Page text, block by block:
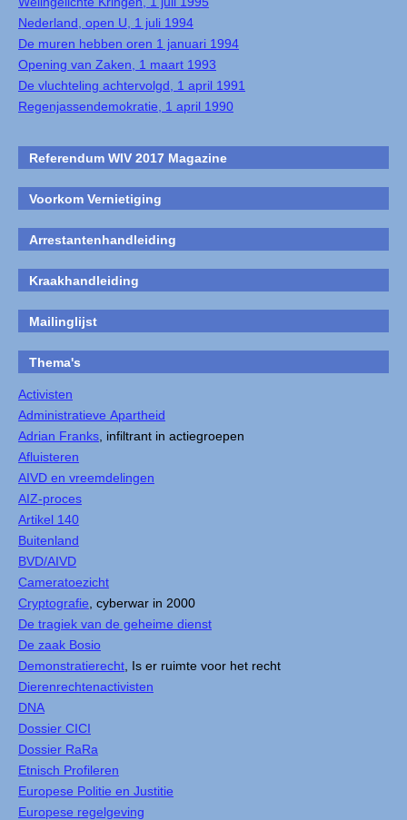
Nederland, open U, 1 juli 1994
De muren hebben oren 1 januari 1994
Opening van Zaken, 1 maart 1993
De vluchteling achtervolgd, 1 april 1991
Regenjassendemokratie, 1 april 1990
Referendum WIV 2017 Magazine
Voorkom Vernietiging
Arrestantenhandleiding
Kraakhandleiding
Mailinglijst
Thema's
Activisten
Administratieve Apartheid
Adrian Franks , infiltrant in actiegroepen
Afluisteren
AIVD en vreemdelingen
AIZ-proces
Artikel 140
Buitenland
BVD/AIVD
Cameratoezicht
Cryptografie , cyberwar in 2000
De tragiek van de geheime dienst
De zaak Bosio
Demonstratierecht , Is er ruimte voor het recht
Dierenrechtenactivisten
DNA
Dossier CICI
Dossier RaRa
Etnisch Profileren
Europese Politie en Justitie
Europese regelgeving